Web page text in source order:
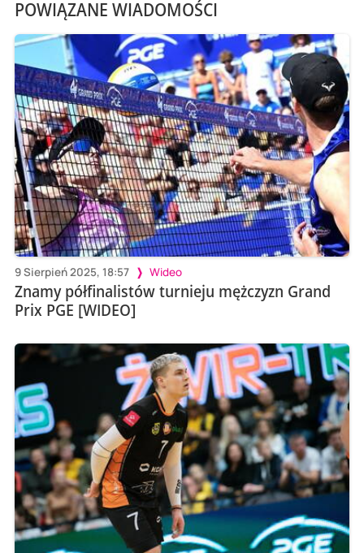
POWIĄZANE WIADOMOŚCI
9 Sierpień 2025, 18:57 Wideo
Znamy półfinalistów turnieju mężczyzn Grand
Prix PGE [WIDEO]